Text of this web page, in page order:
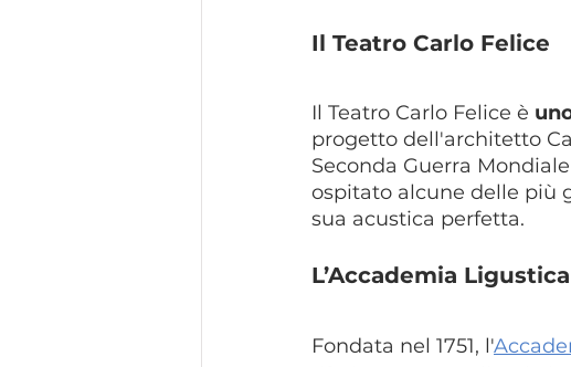
Il Teatro Carlo Felice
Il Teatro Carlo Felice è
progetto dell'architetto
Seconda Guerra
ospitato alcune delle più
sua acustica perfetta.
L’Accademia
Fondata nel 1751, l'